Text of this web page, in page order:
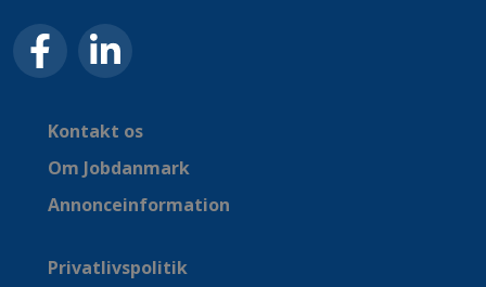
Kontakt os
Om Jobdanmark
Annonceinformation
Privatlivspolitik